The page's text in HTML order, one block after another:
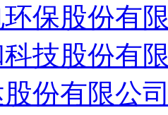
环保股份有
科技股份有
股份有限公